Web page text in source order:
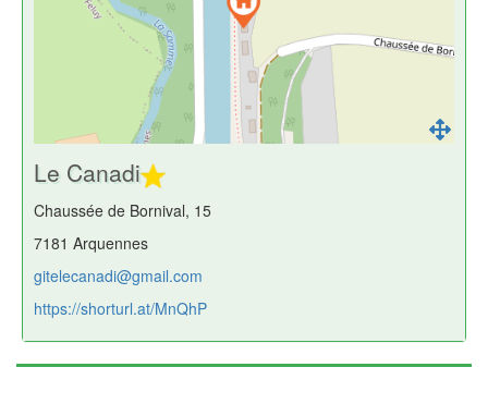
Le Canadi
Chaussée de Bornival, 15
7181 Arquennes
gitelecanadi@gmail.com
https://shorturl.at/MnQhP